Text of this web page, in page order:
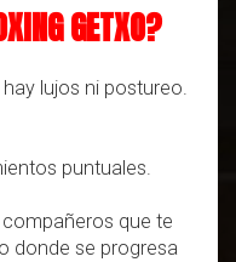
GETXO?
lujos ni postureo.
puntuales.
que te
donde se progresa